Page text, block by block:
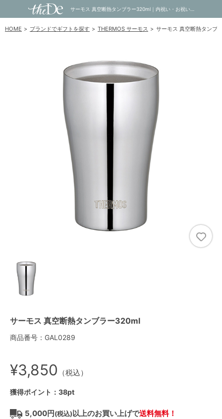
HOME ブランドでギフトを探す THERMOS サーモス サーモス 真空断熱タンブ
サーモス 真空断熱タンブラー320ml
商品番号：GAL0289
¥3,850 （税込）
獲得ポイント：38pt
5,000円(税込)以上のお買い上げで送料無料！